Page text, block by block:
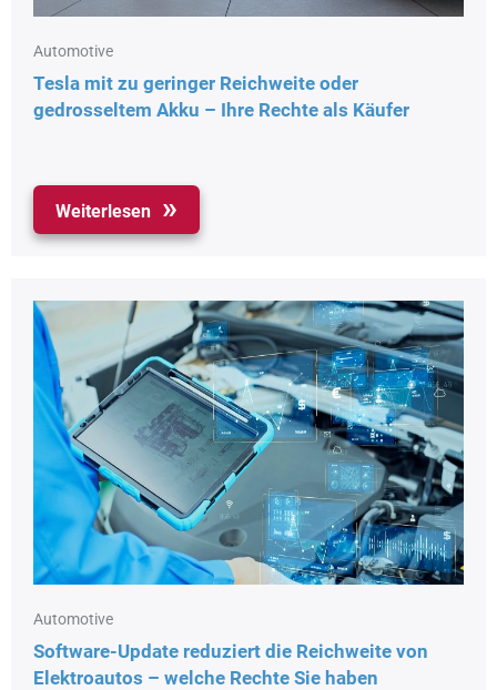
Automotive
Tesla mit zu geringer Reichweite oder
gedrosseltem Akku – Ihre Rechte als Käufer
Weiterlesen
Automotive
Software-Update reduziert die Reichweite von
Elektroautos – welche Rechte Sie haben